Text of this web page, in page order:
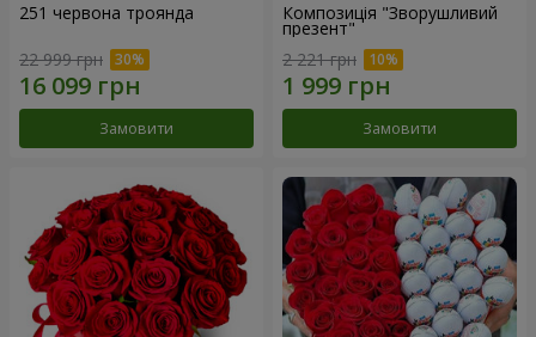
251 червона троянда
22 999 грн
Замовити
Композиція "Зворушливий
презент"
2 221 грн
Замовити